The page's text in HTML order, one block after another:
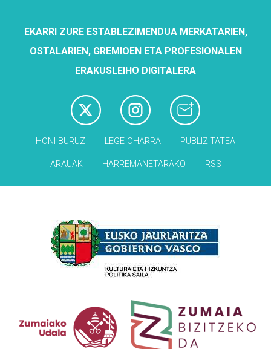
EKARRI ZURE ESTABLEZIMENDUA MERKATARIEN,
OSTALARIEN, GREMIOEN ETA PROFESIONALEN
ERAKUSLEIHO DIGITALERA
HONI BURUZ LEGE OHARRA PUBLIZITATEA
ARAUAK HARREMANETARAKO RSS